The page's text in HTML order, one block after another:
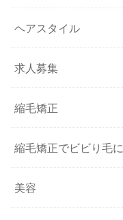
ヘアスタイル
求人募集
縮毛矯正
縮毛矯正でビビり毛に
美容